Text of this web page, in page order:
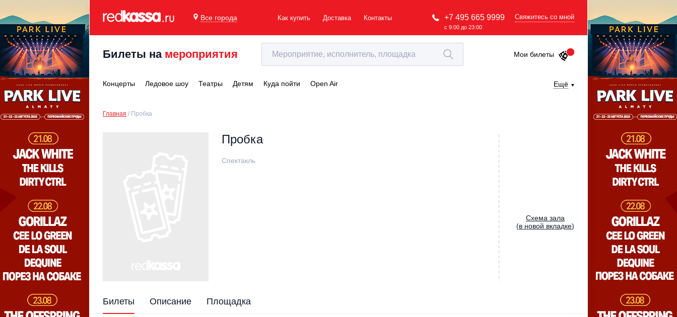
Все города Как купить Доставка Контакты +7 495 665 9999
с 9:00 до 23:00
Свяжитесь со мной
Билеты на мероприятия Мои билеты
Концерты Ледовое шоу Театры Детям Куда пойти Open Air Ещё
Главная Пробка
Пробка
Спектакль
Cхема зала
(в новой вкладке)
Билеты Описание Площадка